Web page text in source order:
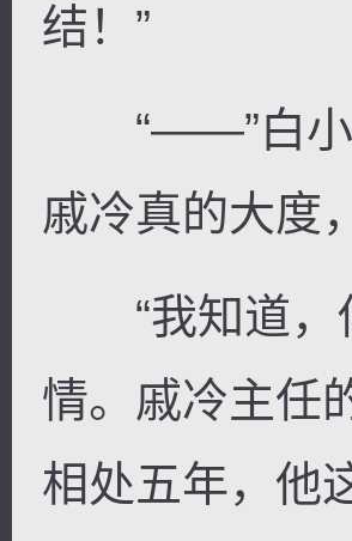
结！”
“——”白小海
戚冷真的大度
“我知道，
情。戚冷主任
相处五年，他